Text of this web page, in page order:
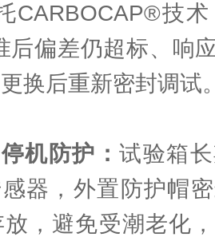
CARBOCAP®技
后偏差仍超标、响
换后重新密封调试
机防护： 试验箱
器，外置防护帽
放，避免受潮老化